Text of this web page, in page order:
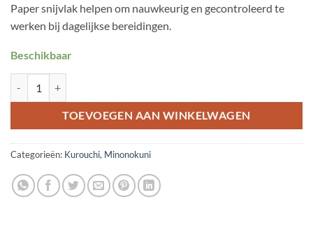
Paper snijvlak helpen om nauwkeurig en gecontroleerd te
werken bij dagelijkse bereidingen.
Beschikbaar
TOEVOEGEN AAN WINKELWAGEN
Categorieën: Kurouchi, Minonokuni